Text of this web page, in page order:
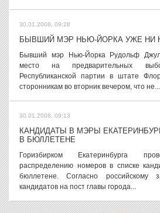
30.01.2008, 09:28
БЫВШИЙ МЭР НЬЮ-ЙОРКА УЖЕ НИ
Бывший мэр Нью-Йорка Рудольф
место на предварительных
Республиканской партии в штате
сторонникам во вторник вечером, что не...
30.01.2008, 09:13
КАНДИДАТЫ В МЭРЫ
В БЮЛЛЕТЕНЕ
Горизбирком Екатеринбурга
распределению номеров в списке
бюллетене. Согласно российскому
кандидатов на пост главы города...